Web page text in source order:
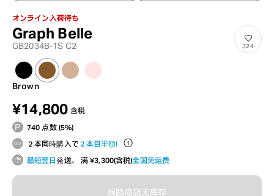
オンライン入荷待ち
Graph Belle
GB2034B-1S C2 324
Brown
¥14,800 含税
740 点数 (5%)
２本同時購入で ２本目半額！
最短翌日発送、 满 ¥3,300(含税)全国免运费
网路商店无库存